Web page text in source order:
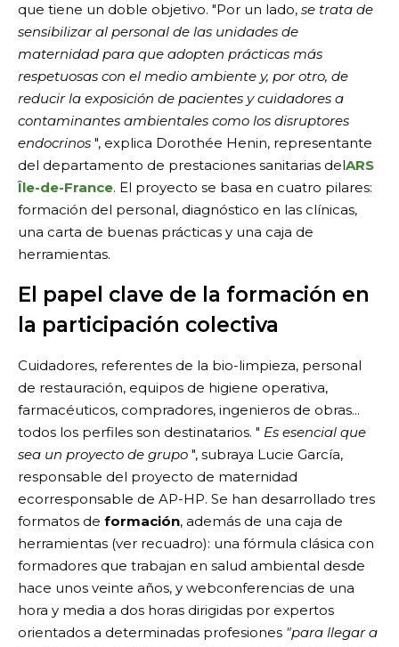
que tiene un doble objetivo. "Por un lado, se trata de
sensibilizar al personal de las unidades de
maternidad para que adopten prácticas más
respetuosas con el medio ambiente y, por otro, de
reducir la exposición de pacientes y cuidadores a
contaminantes ambientales como los disruptores
endocrinos ", explica Dorothée Henin, representante
del departamento de prestaciones sanitarias delARS
Île-de-France. El proyecto se basa en cuatro pilares:
formación del personal, diagnóstico en las clínicas,
una carta de buenas prácticas y una caja de
herramientas.
El papel clave de la formación en
la participación colectiva
Cuidadores, referentes de la bio-limpieza, personal
de restauración, equipos de higiene operativa,
farmacéuticos, compradores, ingenieros de obras...
todos los perfiles son destinatarios. " Es esencial que
sea un proyecto de grupo ", subraya Lucie García,
responsable del proyecto de maternidad
ecorresponsable de AP-HP. Se han desarrollado tres
formatos de formación, además de una caja de
herramientas (ver recuadro): una fórmula clásica con
formadores que trabajan en salud ambiental desde
hace unos veinte años, y webconferencias de una
hora y media a dos horas dirigidas por expertos
orientados a determinadas profesiones "para llegar a